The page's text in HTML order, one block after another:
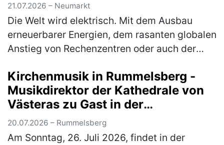
21.07.2026 – Neumarkt
Die Welt wird elektrisch. Mit dem Ausbau
erneuerbarer Energien, dem rasanten globalen
Anstieg von Rechenzentren oder auch der
die Elektrobranche zentraler…(mehr)
Kirchenmusik in Rummelsberg -
Musikdirektor der Kathedrale von
Västeras zu Gast in der
Philippuskirche
20.07.2026 – Rummelsberg
Am Sonntag, 26. Juli 2026, findet in der